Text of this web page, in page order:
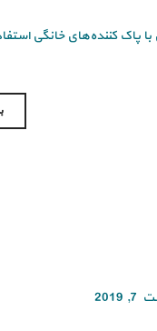
پاک کننده‌های خانگی